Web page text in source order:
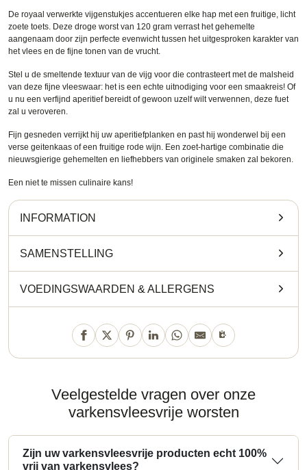
De royaal verwerkte vijgenstukjes accentueren elke hap met een fruitige, licht
zoete toets. Deze droge worst van 120 gram verrast het gehemelte
aangenaam door zijn perfecte evenwicht tussen het uitgesproken karakter van
het vlees en de fijne tonen van de vrucht.
Stel u de smeltende textuur van de vijg voor die contrasteert met de malsheid
van deze fijne vleeswaar: het is een echte uitnodiging voor een smaakreis! Of
u nu een verfijnd aperitief bereidt of gewoon uzelf wilt verwennen, deze fuet
zal u veroveren.
Fijn gesneden verrijkt hij uw aperitiefplanken en past hij wonderwel bij een
verse geitenkaas of een fruitige rode wijn. Een zoet-hartige combinatie die
nieuwsgierige gehemelten en liefhebbers van originele smaken zal bekoren.
Een niet te missen culinaire kans!
INFORMATION
SAMENSTELLING
VOEDINGSWAARDEN & ALLERGENS
Veelgestelde vragen over onze
varkensvleesvrije worsten
Zijn uw varkensvleesvrije producten echt 100%
vrij van varkensvlees?